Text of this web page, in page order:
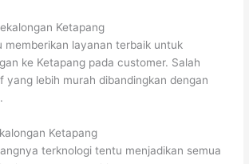
Ketapang
memberikan layanan terbaik untuk
ke Ketapang pada customer. Salah
yang lebih murah dibandingkan dengan
Ketapang
terknologi tentu menjadikan semua